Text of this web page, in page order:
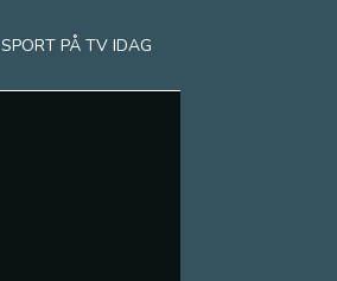
SPORT PÅ TV IDAG